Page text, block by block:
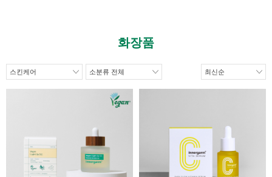
화장품